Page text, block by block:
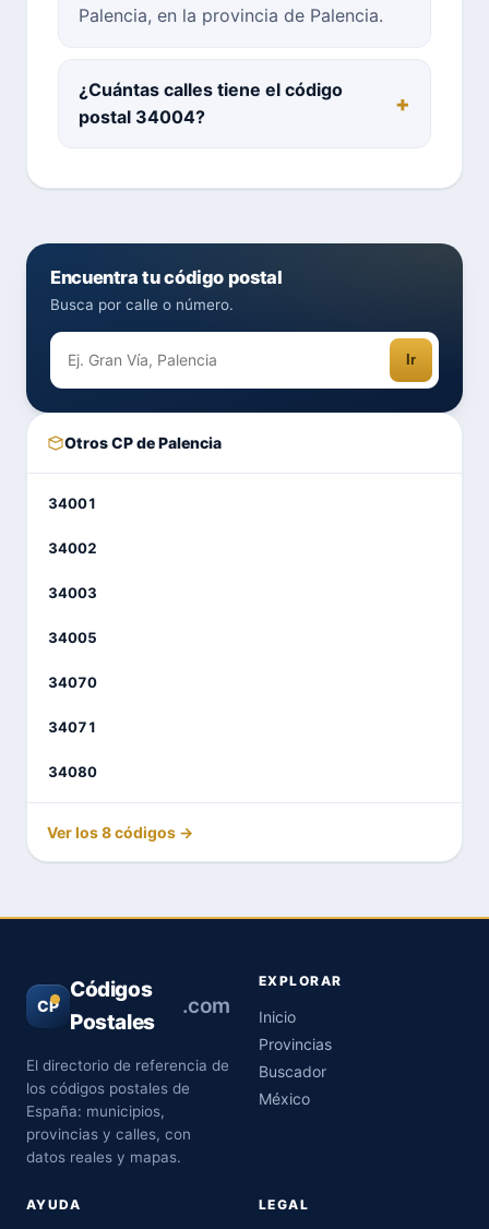
Palencia, en la provincia de Palencia.
¿Cuántas calles tiene el código
postal 34004?
Encuentra tu código postal
Busca por calle o número.
Ir
Otros CP de Palencia
34001
34002
34003
34005
34070
34071
34080
Ver los 8 códigos →
CP
Códigos
Postales
.com
El directorio de referencia de
los códigos postales de
España: municipios,
provincias y calles, con
datos reales y mapas.
EXPLORAR
Inicio
Provincias
Buscador
México
AYUDA LEGAL